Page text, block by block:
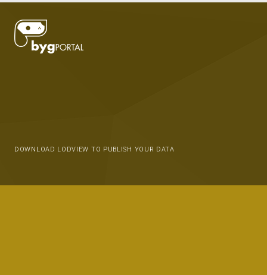
DOWNLOAD LODVIEW TO PUBLISH YOUR DATA